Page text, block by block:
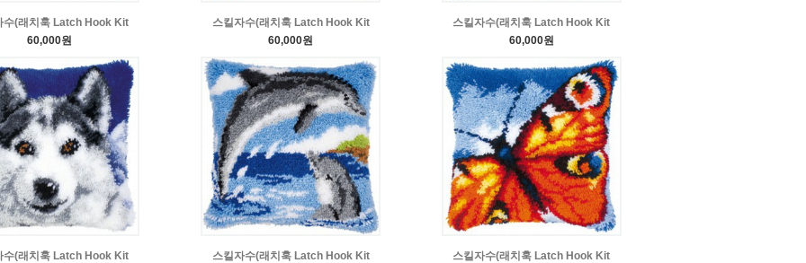
수(래치훅 Latch Hook Kit
60,000원
스킬자수(래치훅 Latch Hook Kit
60,000원
스킬자수(래치훅 Latch Hook Kit
60,000원
수(래치훅 Latch Hook Kit
스킬자수(래치훅 Latch Hook Kit
스킬자수(래치훅 Latch Hook Kit